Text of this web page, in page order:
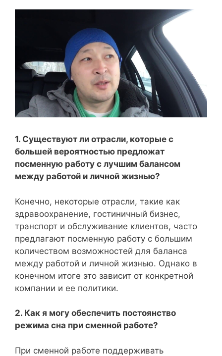
1. Существуют ли отрасли, которые с
большей вероятностью предложат
посменную работу с лучшим балансом
между работой и личной жизнью?
Конечно, некоторые отрасли, такие как
здравоохранение, гостиничный бизнес,
транспорт и обслуживание клиентов, часто
предлагают посменную работу с большим
количеством возможностей для баланса
между работой и личной жизнью. Однако в
конечном итоге это зависит от конкретной
компании и ее политики.
2. Как я могу обеспечить постоянство
режима сна при сменной работе?
При сменной работе поддерживать